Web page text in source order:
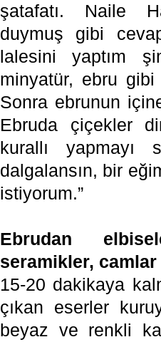
şatafatı. Naile
duymuş gibi
lalesini yaptım
minyatür, ebru gibi
Sonra ebrunun
Ebruda çiçekler
kurallı yapmayı
dalgalansın, bir
istiyorum.”
Ebrudan
seramikler, camlar
15-20 dakikaya
çıkan eserler
beyaz ve renkli